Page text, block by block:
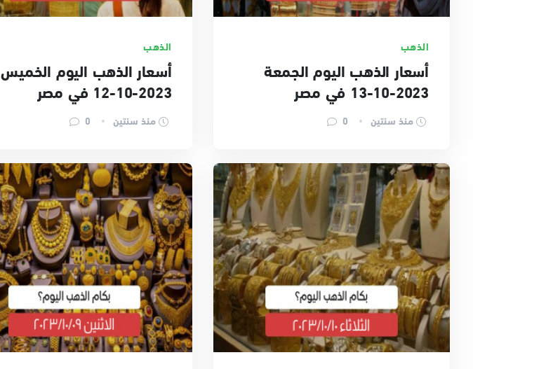
الذهب
أسعار الذهب اليوم الجمعة
2023-10-13 في مصر
منذ سنتين
الذهب
أسعار الذهب اليوم الخميس
2023-10-12 في مصر
منذ سنتين